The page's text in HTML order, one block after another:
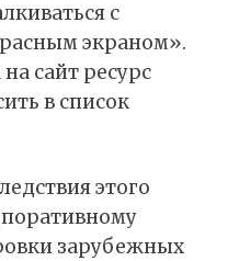
с
экраном».
сайт ресурс
в список
этого
зарубежных